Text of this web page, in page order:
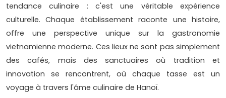
tendance culinaire : c'est une véritable expérience
culturelle. Chaque établissement raconte une histoire,
offre une perspective unique sur la gastronomie
vietnamienne moderne. Ces lieux ne sont pas simplement
des cafés, mais des sanctuaires où tradition et
innovation se rencontrent, où chaque tasse est un
voyage à travers l'âme culinaire de Hanoï.